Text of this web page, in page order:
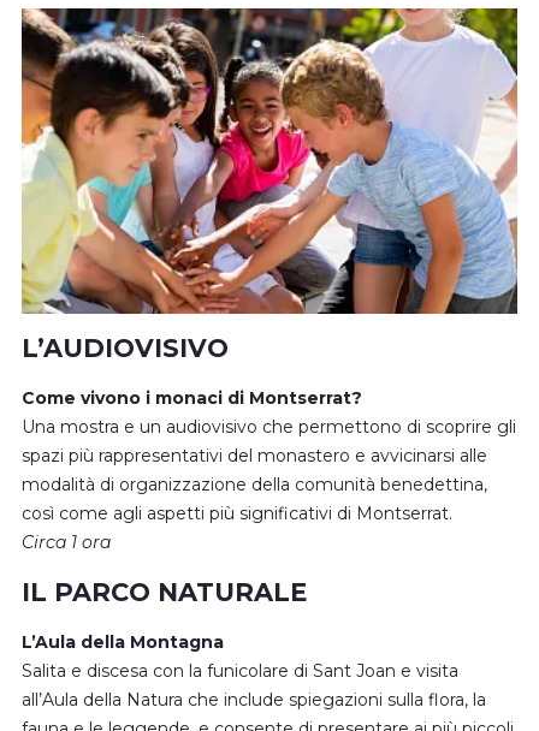
L’AUDIOVISIVO
Come vivono i monaci di Montserrat?
Una mostra e un audiovisivo che permettono di scoprire gli
spazi più rappresentativi del monastero e avvicinarsi alle
modalità di organizzazione della comunità benedettina,
così come agli aspetti più significativi di Montserrat.
Circa 1 ora
IL PARCO NATURALE
L’Aula della Montagna
Salita e discesa con la funicolare di Sant Joan e visita
all’Aula della Natura che include spiegazioni sulla flora, la